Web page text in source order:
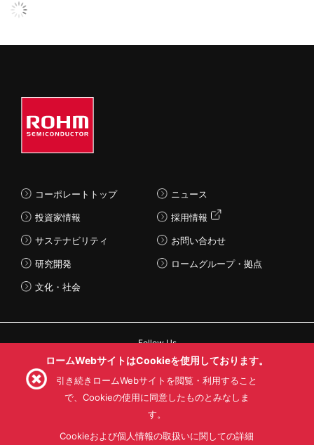
コーポレートトップ
投資家情報
サステナビリティ
研究開発
文化・社会
ニュース
採用情報
お問い合わせ
ロームグループ・拠点
Follow Us
利用目的
プライバシーポリシー
サイトマップ
ロームWebサイトはCookieを使用しております。
引き続きロームWebサイトを閲覧・利用すること
で、Cookieの使用に同意したものとみなしま
す。
Cookieおよび個人情報の取扱いに関しての詳細